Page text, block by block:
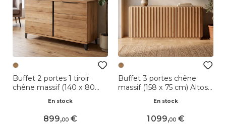
Buffet 2 portes 1 tiroir
chêne massif (140 x 80
En stock
899,00
Buffet 3 portes chêne
massif (158 x 75 cm) Altos
En stock
1 099,00